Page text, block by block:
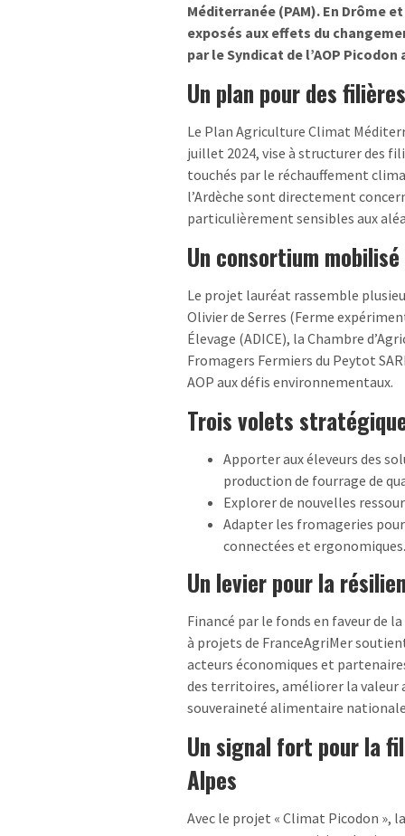
Méditerranée (PAM). En Drôme
exposés aux effets du
par le Syndicat de l’AOP
Un plan pour des
Le Plan Agriculture Climat
juillet 2024, vise à structurer des
touchés par le réchauffement
l’Ardèche sont directement
particulièrement sensibles aux
Un consortium mobilisé
Le projet lauréat rassemble
Olivier de Serres (Ferme
Élevage (ADICE), la Chambre
Fromagers Fermiers du Peytot
AOP aux défis environnementaux.
Trois volets
Apporter aux éleveurs des
production de fourrage de
Explorer de nouvelles
Adapter les fromageries
connectées et ergonomiques.
Un levier pour la
Financé par le fonds en faveur de
à projets de FranceAgriMer
acteurs économiques et
des territoires, améliorer la valeur
souveraineté alimentaire
Un signal fort pour la
Alpes
Avec le projet « Climat Picodon »,